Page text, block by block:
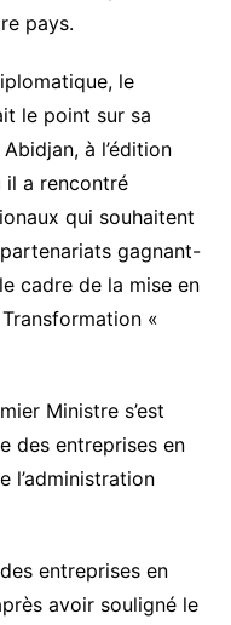
pays.
le
le point sur sa
à l’édition
il a rencontré
qui souhaitent
gagnant-
cadre de la mise en
«
Ministre s’est
des entreprises en
l’administration
entreprises en
avoir souligné le